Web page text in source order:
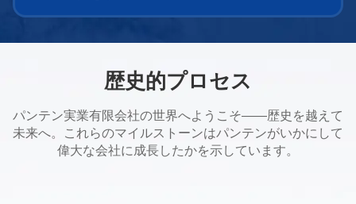
歴史的プロセス
パンテン実業有限会社の世界へようこそ——歴史を越えて
未来へ。これらのマイルストーンはパンテンがいかにして
偉大な会社に成長したかを示しています。